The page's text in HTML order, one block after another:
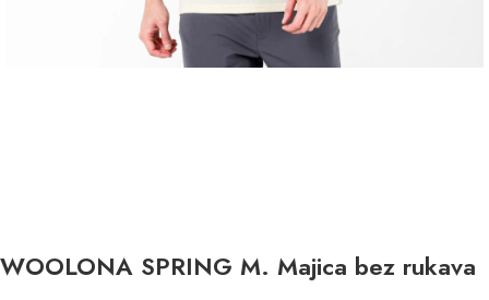
WOOLONA SPRING M. Majica bez rukava